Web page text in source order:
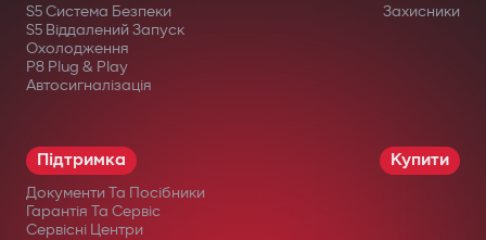
S5 Система Безпеки
S5 Віддалений Запуск
Охолодження
P8 Plug & Play
Автосигналізація
Захисники
Підтримка
Документи Та Посібники
Гарантія Та Сервіс
Сервісні Центри
Купити